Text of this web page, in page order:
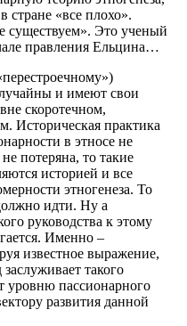
стране «все плохо».
существуем». Это ученый
правления Ельцина…
и имеют свои
скоротечном,
Историческая практика
в этносе не
потеряна, то такие
историей и все
этногенеза. То
идти. Ну а
руководства к этому
Именно –
известное выражение,
такого
уровню пассионарного
развития данной